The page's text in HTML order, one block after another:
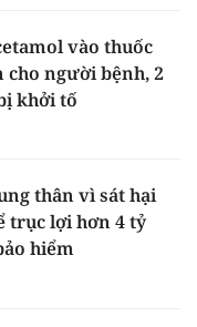
vào thuốc
cho người bệnh, 2
khởi tố
thân vì sát hại
trục lợi hơn 4 tỷ
hiểm